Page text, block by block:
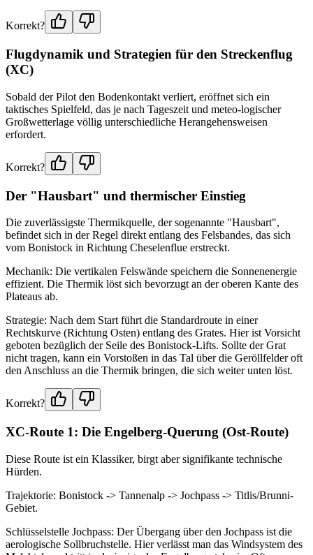
Korrekt?
Flugdynamik und Strategien für den Streckenflug
(XC)
Sobald der Pilot den Bodenkontakt verliert, eröffnet sich ein
taktisches Spielfeld, das je nach Tageszeit und meteo-logischer
Großwetterlage völlig unterschiedliche Herangehensweisen
erfordert.
Korrekt?
Der "Hausbart" und thermischer Einstieg
Die zuverlässigste Thermikquelle, der sogenannte "Hausbart",
befindet sich in der Regel direkt entlang des Felsbandes, das sich
vom Bonistock in Richtung Cheselenflue erstreckt.
Mechanik: Die vertikalen Felswände speichern die Sonnenenergie
effizient. Die Thermik löst sich bevorzugt an der oberen Kante des
Plateaus ab.
Strategie: Nach dem Start führt die Standardroute in einer
Rechtskurve (Richtung Osten) entlang des Grates. Hier ist Vorsicht
geboten bezüglich der Seile des Bonistock-Lifts. Sollte der Grat
nicht tragen, kann ein Vorstoßen in das Tal über die Geröllfelder oft
den Anschluss an die Thermik bringen, die sich weiter unten löst.
Korrekt?
XC-Route 1: Die Engelberg-Querung (Ost-Route)
Diese Route ist ein Klassiker, birgt aber signifikante technische
Hürden.
Trajektorie: Bonistock -> Tannenalp -> Jochpass -> Titlis/Brunni-
Gebiet.
Schlüsselstelle Jochpass: Der Übergang über den Jochpass ist die
aerologische Sollbruchstelle. Hier verlässt man das Windsystem des